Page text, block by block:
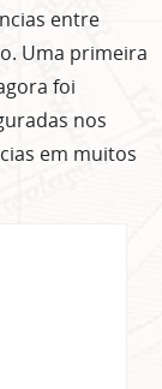
entre
Uma primeira
foi
nos
em muitos